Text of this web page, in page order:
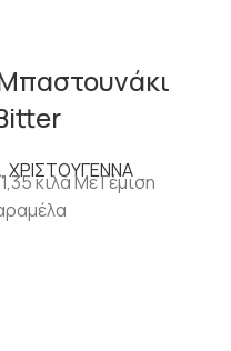
,ΧΡΙΣΤΟΥΓΕΝΝΑ
κιλά Με Γέμιση